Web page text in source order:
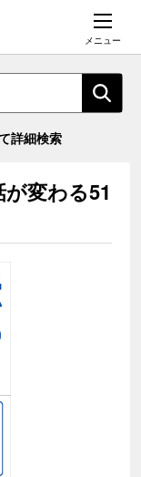
メニュー
詳細検索
変わる51